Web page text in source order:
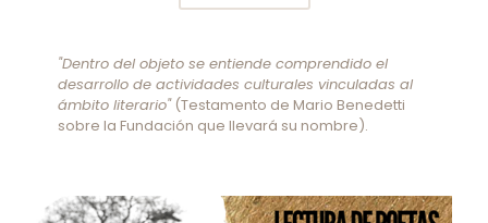
"Dentro del objeto se entiende comprendido el
desarrollo de actividades culturales vinculadas al
ámbito literario"(Testamento de Mario Benedetti
sobre la Fundación que llevará su nombre).